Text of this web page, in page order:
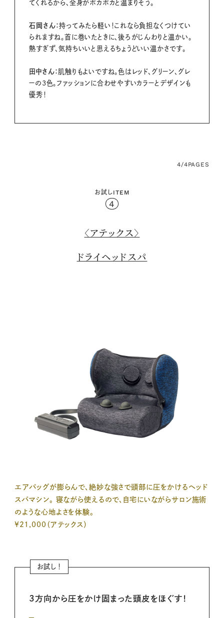
てくれるから、全身がポカポカと温まりそう。
石岡さん：持ってみたら軽い！これなら負担なくつけてい
られますね。首に巻いたときに、後ろがじんわりと温かい。
熱すぎず、気持ちいいと思えるちょうどいい温かさです。
田中さん： 肌触りもよいですね。色はレッド、グリーン、グレ
ーの3色。ファッションに合わせやすいカラーとデザインも
優秀！
4/4PAGES
お試しITEM
4
〈アテックス〉
ドライヘッドスパ
エアバッグが膨らんで、絶妙な強さで頭部に圧をかけるヘッド
スパマシン。 寝ながら使えるので、自宅にいながらサロン施術
のような心地よさを体験。
¥21,000（アテックス）
お試し！
3方向から圧をかけ固まった頭皮をほぐす！